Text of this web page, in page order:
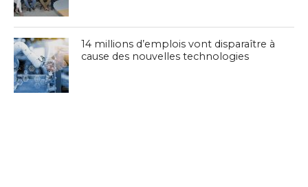
14 millions d’emplois vont disparaître à
cause des nouvelles technologies